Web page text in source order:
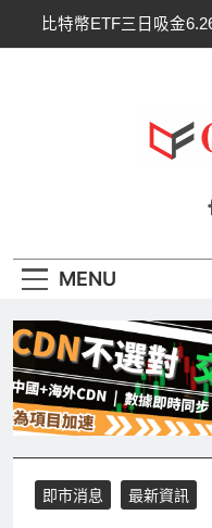
比特幣ETF三日吸金
以太幣區間壓縮！100
比特幣ETF三日吸金
CLARITY法案最後闖關
AI（
MENU
即市消息 最新資訊